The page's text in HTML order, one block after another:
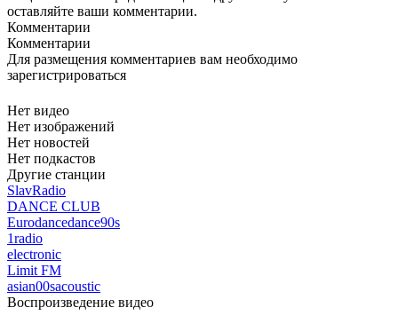
оставляйте ваши комментарии.
Комментарии
Комментарии
Для размещения комментариев вам необходимо
зарегистрироваться
Нет видео
Нет изображений
Нет новостей
Нет подкастов
Другие станции
SlavRadio
DANCE CLUB
Eurodancedance90s
1radio
electronic
Limit FM
asian00sacoustic
Воспроизведение видео